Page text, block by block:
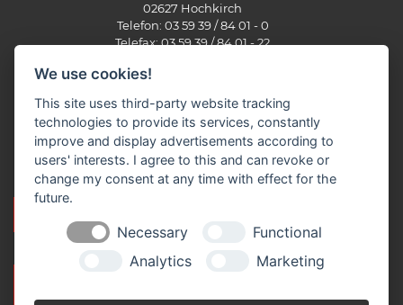
02627 Hochkirch
Telefon: 03 59 39 / 84 01 - 0
Telefax: 03 59 39 / 84 01 - 22
Montag – Donnerstag: 07.00 – 17.00 Uhr
Freitag: 07.00 – 16.00 Uhr
Samstag: Geschlossen
We use cookies!
This site uses third-party website tracking
technologies to provide its services, constantly
improve and display advertisements according to
users' interests. I agree to this and can revoke or
change my consent at any time with effect for the
future.
Necessary
Functional
Analytics
Marketing